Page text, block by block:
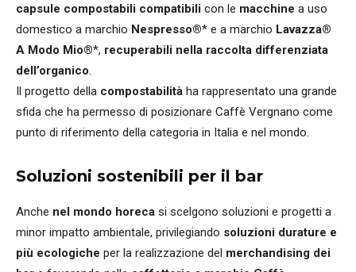
capsule compostabili compatibili con le macchine a uso
domestico a marchio Nespresso®* e a marchio Lavazza®
A Modo Mio®*, recuperabili nella raccolta differenziata
dell’organico.
Il progetto della compostabilità ha rappresentato una grande
sfida che ha permesso di posizionare Caffè Vergnano come
punto di riferimento della categoria in Italia e nel mondo.
Soluzioni sostenibili per il bar
Anche nel mondo horeca si scelgono soluzioni e progetti a
minor impatto ambientale, privilegiando soluzioni durature e
più ecologiche per la realizzazione del merchandising dei